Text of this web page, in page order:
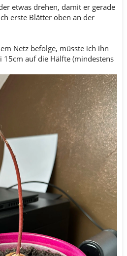
etwas drehen, damit er gerade
erste Blätter oben an der
Netz befolge, müsste ich ihn
15cm auf die Hälfte (mindestens